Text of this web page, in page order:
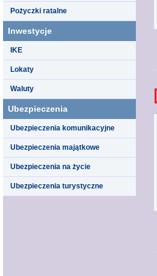
Pożyczki ratalne
Inwestycje
IKE
Lokaty
Waluty
Ubezpieczenia
Ubezpieczenia komunikacyjne
Ubezpieczenia majątkowe
Ubezpieczenia na życie
Ubezpieczenia turystyczne